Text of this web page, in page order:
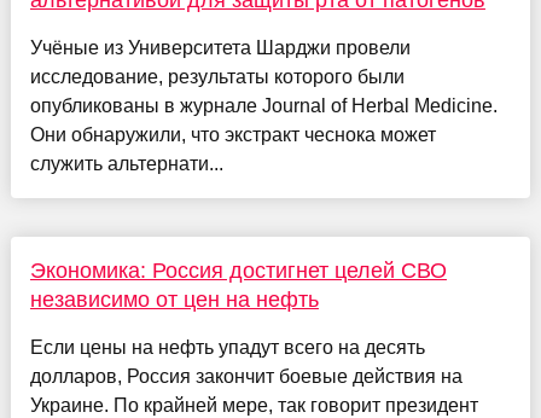
Учёные из Университета Шарджи провели
исследование, результаты которого были
опубликованы в журнале Journal of Herbal Medicine.
Они обнаружили, что экстракт чеснока может
служить альтернати...
Экономика: Россия достигнет целей СВО
независимо от цен на нефть
Если цены на нефть упадут всего на десять
долларов, Россия закончит боевые действия на
Украине. По крайней мере, так говорит президент